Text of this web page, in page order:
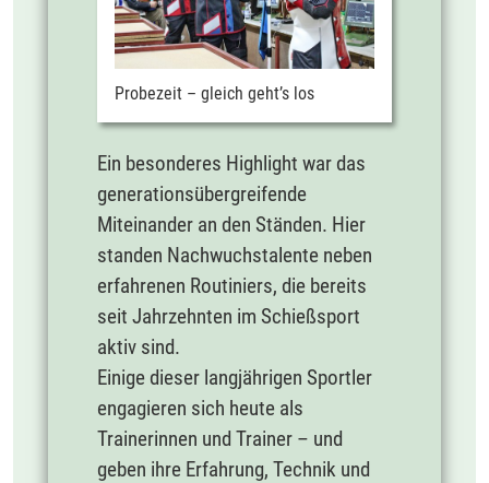
Probezeit – gleich geht’s los
Ein besonderes Highlight war das
generationsübergreifende
Miteinander an den Ständen. Hier
standen Nachwuchstalente neben
erfahrenen Routiniers, die bereits
seit Jahrzehnten im Schießsport
aktiv sind.
Einige dieser langjährigen Sportler
engagieren sich heute als
Trainerinnen und Trainer – und
geben ihre Erfahrung, Technik und